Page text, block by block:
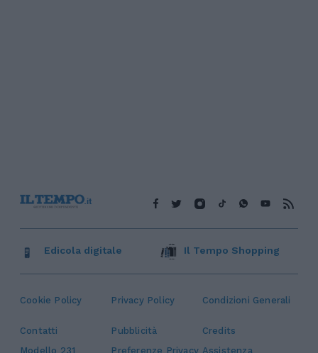
Cookie Policy Privacy Policy Condizioni Generali
Contatti Pubblicità
Credits
Modello 231
Preferenze Privacy Assistenza
Edicola digitale Il Tempo Shopping